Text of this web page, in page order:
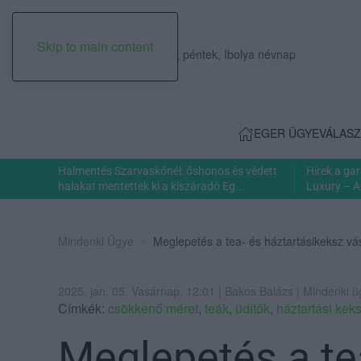
Skip to main content
2026. augusztus 07., péntek, Ibolya névnap
EGER ÜGYE
Halmentés Szarvaskőnél: őshonos és védett
halakat mentettek ki a kiszáradó Eg...
Hírek a
Luxury –
Mindenki Ügye Meglepetés a tea- és háztartásikeksz
2025. jan. 05. Vasárnap, 12:01 | Bakos Balázs | Mindenki
Címkék: csökkenő méret, teák, üdítők, háztartási